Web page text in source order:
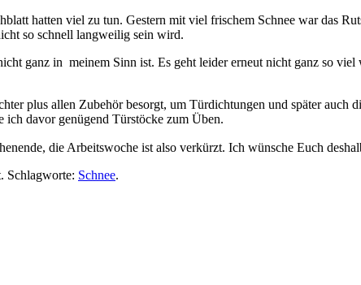
hatten viel zu tun. Gestern mit viel frischem Schnee war das
so schnell langweilig sein wird.
ganz in meinem Sinn ist. Es geht leider erneut nicht ganz so
plus allen Zubehör besorgt, um Türdichtungen und später auch
davor genügend Türstöcke zum Üben.
die Arbeitswoche ist also verkürzt. Ich wünsche Euch
Schlagworte: Schnee.